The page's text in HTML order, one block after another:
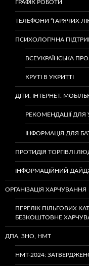
ГРАФІК РОБОТИ
ТЕЛЕФОНИ “ГАРЯЧИХ
ПСИХОЛОГІЧНА
ВСЕУКРАЇНСЬКА
КРУТІ В УКРИТТІ
ДІТИ. ІНТЕРНЕТ.
РЕКОМЕНДАЦІЇ ДЛЯ
ІНФОРМАЦІЯ ДЛЯ
ПРОТИДІЯ ТОРГІВЛІ
ІНФОРМАЦІЙНИЙ
ОРГАНІЗАЦІЯ ХАРЧУВАННЯ
ПЕРЕЛІК ПІЛЬГОВИХ
БЕЗКОШТОВНЕ
ДПА, ЗНО, НМТ
НМТ-2024: